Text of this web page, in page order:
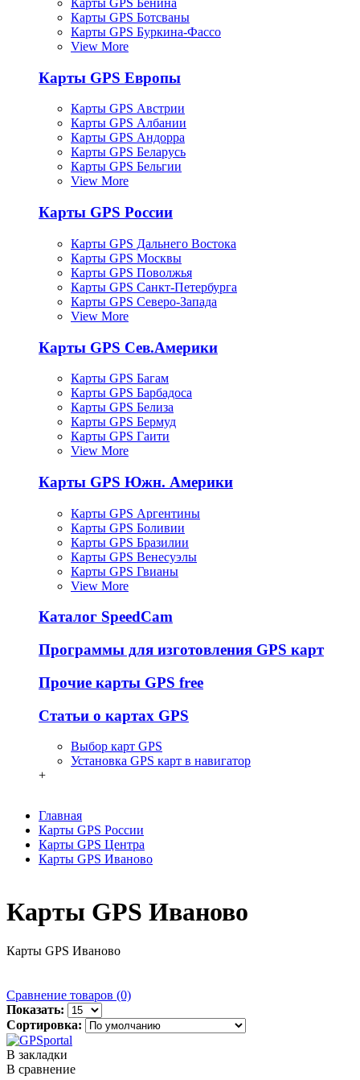
Карты GPS Бенина
Карты GPS Ботсваны
Карты GPS Буркина-Фассо
View More
Карты GPS Европы
Карты GPS Австрии
Карты GPS Албании
Карты GPS Андорра
Карты GPS Беларусь
Карты GPS Бельгии
View More
Карты GPS России
Карты GPS Дальнего Востока
Карты GPS Москвы
Карты GPS Поволжья
Карты GPS Санкт-Петербурга
Карты GPS Северо-Запада
View More
Карты GPS Сев.Америки
Карты GPS Багам
Карты GPS Барбадоса
Карты GPS Белиза
Карты GPS Бермуд
Карты GPS Гаити
View More
Карты GPS Южн. Америки
Карты GPS Аргентины
Карты GPS Боливии
Карты GPS Бразилии
Карты GPS Венесуэлы
Карты GPS Гвианы
View More
Каталог SpeedCam
Программы для изготовления GPS карт
Прочие карты GPS free
Статьи о картах GPS
Выбор карт GPS
Установка GPS карт в навигатор
+
Главная
Карты GPS России
Карты GPS Центра
Карты GPS Иваново
Карты GPS Иваново
Карты GPS Иваново
Сравнение товаров (0)
Показать:
Сортировка:
В закладки
В сравнение